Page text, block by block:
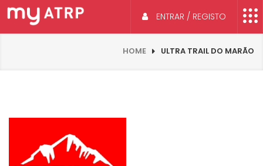
ENTRAR / REGISTO
HOME ULTRA TRAIL DO MARÃO